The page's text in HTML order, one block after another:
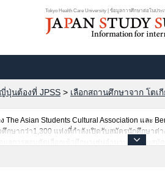
Tokyo Health Care University | ข้อมูลการศึกษาต่อในปร
ปุ่นต้องที่ JPSS > เลือกสถานศึกษาจาก โตเ
The Asian Students Cultural Association แล
ษากว่า1,300 แห่งที่กำลังเปิดรับสมัครนักศึกษาต่า
ลการสอบคัดเลือกเข้าศึกษาเช่นจำนวนคนที่รับส